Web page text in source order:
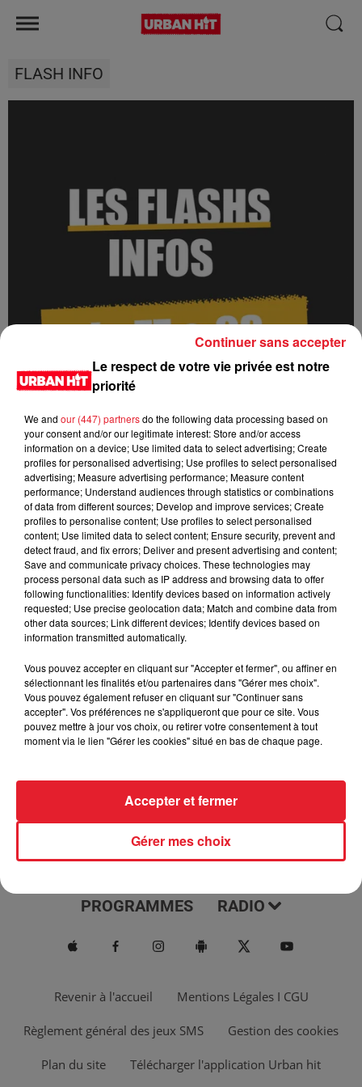
FLASH INFO
0:00 2 min 14 sec
1er janvier 2024 - 2 min 14 sec
URBANNEWS 07H00 du 01.01.2024
Retrouvez nos podcasts ici.
ACTUS MUSIQUES
PROGRAMMES RADIO
Revenir à l'accueil Mentions Légales I CGU
Règlement général des jeux SMS Gestion des cookies
Plan du site Télécharger l'application Urban hit
Le respect de votre vie privée est notre
priorité
We and our (447) partnersdo the following data processing based on
your consent and/or our legitimate interest: Store and/or access
information on a device; Use limited data to select advertising; Create
profiles for personalised advertising; Use profiles to select personalised
advertising; Measure advertising performance; Measure content
performance; Understand audiences through statistics or combinations
of data from different sources; Develop and improve services; Create
profiles to personalise content; Use profiles to select personalised
content; Use limited data to select content; Ensure security, prevent and
detect fraud, and fix errors; Deliver and present advertising and content;
Save and communicate privacy choices. These technologies may
process personal data such as IP address and browsing data to offer
following functionalities: Identify devices based on information actively
requested; Use precise geolocation data; Match and combine data from
other data sources; Link different devices; Identify devices based on
information transmitted automatically.
Vous pouvez accepter en cliquant sur "Accepter et fermer", ou affiner en
sélectionnant les finalités et/ou partenaires dans "Gérer mes choix".
Vous pouvez également refuser en cliquant sur "Continuer sans
accepter". Vos préférences ne s'appliqueront que pour ce site. Vous
pouvez mettre à jour vos choix, ou retirer votre consentement à tout
moment via le lien "Gérer les cookies" situé en bas de chaque page.
Gérer mes choix
Accepter et fermer
Continuer sans accepter